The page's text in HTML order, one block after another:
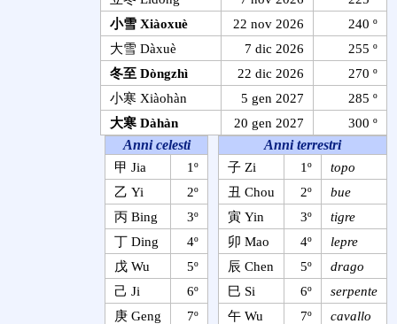
小雪 Xiàoxuè
22 nov 2026
240 º
大雪 Dàxuè
7 dic 2026
255 º
冬至 Dòngzhì
22 dic 2026
270 º
小寒 Xiàohàn
5 gen 2027
285 º
大寒 Dàhàn
20 gen 2027
300 º
Anni terrestri
子 Zi
1º
topo
丑 Chou
2º
bue
寅 Yin
3º
tigre
卯 Mao
4º
lepre
辰 Chen
5º
drago
巳 Si
6º
serpente
午 Wu
7º
cavallo
Anni celesti
甲 Jia
1º
乙 Yi
2º
丙 Bing
3º
丁 Ding
4º
戊 Wu
5º
己 Ji
6º
庚 Geng
7º